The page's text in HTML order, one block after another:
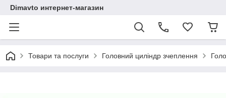
Dimavto интернет-магазин
Товари та послуги Головний циліндр зчеплення